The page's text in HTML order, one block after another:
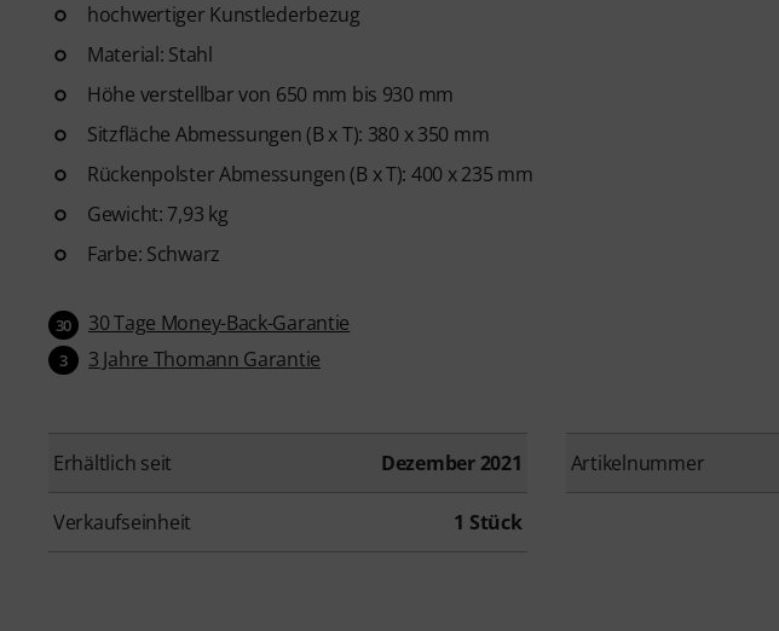
hochwertiger Kunstlederbezug
Material: Stahl
Höhe verstellbar von 650 mm bis 930 mm
Sitzfläche Abmessungen (B x T): 380 x 350 mm
Rückenpolster Abmessungen (B x T): 400 x 235 mm
Gewicht: 7,93 kg
Farbe: Schwarz
30 30 Tage Money-Back-Garantie
3 3 Jahre Thomann Garantie
Erhältlich seit Dezember 2021 Artikelnummer
Verkaufseinheit 1 Stück